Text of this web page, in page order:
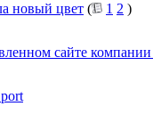
новый цвет ( 1 2 )
сайте